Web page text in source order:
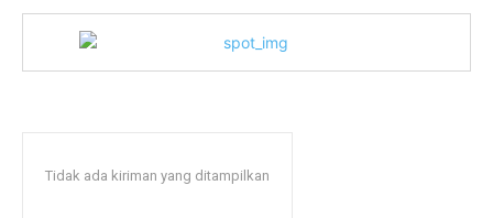
Tidak ada kiriman yang ditampilkan